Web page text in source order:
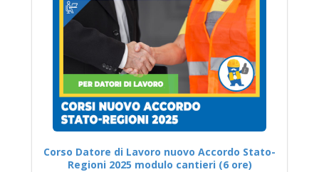
Corso Datore di Lavoro nuovo Accordo Stato-
Regioni 2025 modulo cantieri (6 ore)